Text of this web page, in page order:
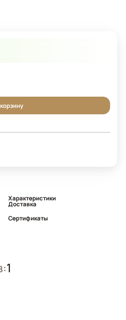
Характеристики
Доставка
Сертификаты
1